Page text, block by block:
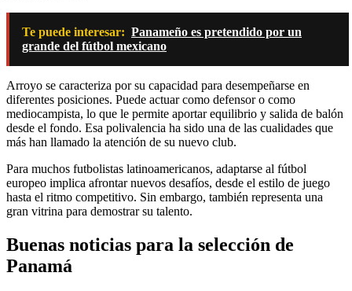
Te puede interesar: Panameño es pretendido por un
grande del fútbol mexicano
Arroyo se caracteriza por su capacidad para desempeñarse en
diferentes posiciones. Puede actuar como defensor o como
mediocampista, lo que le permite aportar equilibrio y salida de balón
desde el fondo. Esa polivalencia ha sido una de las cualidades que
más han llamado la atención de su nuevo club.
Para muchos futbolistas latinoamericanos, adaptarse al fútbol
europeo implica afrontar nuevos desafíos, desde el estilo de juego
hasta el ritmo competitivo. Sin embargo, también representa una
gran vitrina para demostrar su talento.
Buenas noticias para la selección de
Panamá